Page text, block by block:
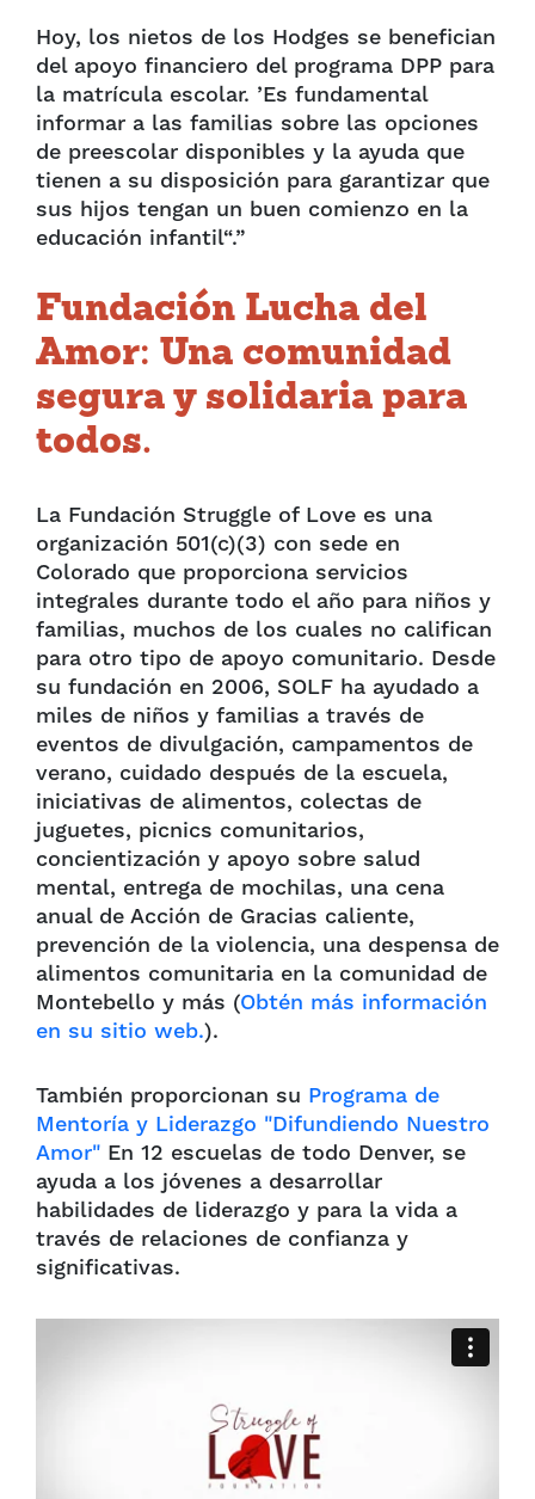
Hoy, los nietos de los Hodges se benefician
del apoyo financiero del programa DPP para
la matrícula escolar. ’Es fundamental
informar a las familias sobre las opciones
de preescolar disponibles y la ayuda que
tienen a su disposición para garantizar que
sus hijos tengan un buen comienzo en la
educación infantil“.”
Fundación Lucha del
Amor: Una comunidad
segura y solidaria para
todos.
La Fundación Struggle of Love es una
organización 501(c)(3) con sede en
Colorado que proporciona servicios
integrales durante todo el año para niños y
familias, muchos de los cuales no califican
para otro tipo de apoyo comunitario. Desde
su fundación en 2006, SOLF ha ayudado a
miles de niños y familias a través de
eventos de divulgación, campamentos de
verano, cuidado después de la escuela,
iniciativas de alimentos, colectas de
juguetes, picnics comunitarios,
concientización y apoyo sobre salud
mental, entrega de mochilas, una cena
anual de Acción de Gracias caliente,
prevención de la violencia, una despensa de
alimentos comunitaria en la comunidad de
Montebello y más (Obtén más información
en su sitio web.).
También proporcionan su Programa de
Mentoría y Liderazgo "Difundiendo Nuestro
Amor" En 12 escuelas de todo Denver, se
ayuda a los jóvenes a desarrollar
habilidades de liderazgo y para la vida a
través de relaciones de confianza y
significativas.